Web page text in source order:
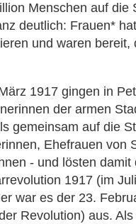
Menschen auf die
deutlich: Frauen*
und waren bereit,
1917 gingen in
der armen
gemeinsam auf die
Ehefrauen von
- und lösten damit
1917 (im
war es der 23.
Revolution) aus.